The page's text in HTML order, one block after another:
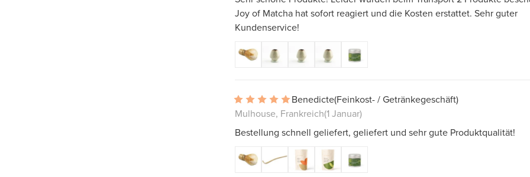
Joy of Matcha hat sofort reagiert und die Kosten erstattet. Sehr guter
Kundenservice!
Benedicte(Feinkost- / Getränkegeschäft)
Mulhouse, Frankreich(1 Januar)
Bestellung schnell geliefert, geliefert und sehr gute Produktqualität!